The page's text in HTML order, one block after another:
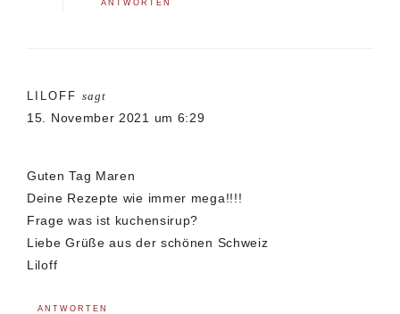
ANTWORTEN
LILOFF sagt
15. November 2021 um 6:29
Guten Tag Maren
Deine Rezepte wie immer mega!!!!
Frage was ist kuchensirup?
Liebe Grüße aus der schönen Schweiz
Liloff
ANTWORTEN